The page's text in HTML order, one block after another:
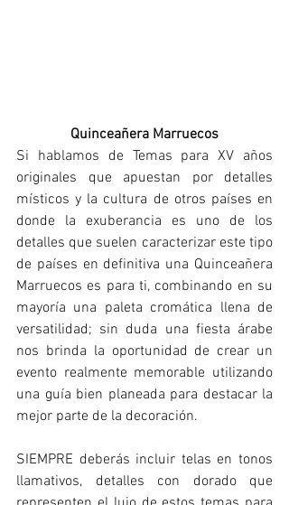
Quinceañera Marruecos
Si hablamos de Temas para XV años
originales que apuestan por detalles
místicos y la cultura de otros países en
donde la exuberancia es uno de los
detalles que suelen caracterizar este tipo
de países en definitiva una Quinceañera
Marruecos es para ti, combinando en su
mayoría una paleta cromática llena de
versatilidad; sin duda una fiesta árabe
nos brinda la oportunidad de crear un
evento realmente memorable utilizando
una guía bien planeada para destacar la
mejor parte de la decoración.
SIEMPRE deberás incluir telas en tonos
llamativos, detalles con dorado que